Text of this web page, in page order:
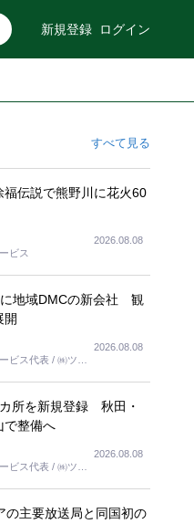
新規登録 ログイン
すべて見る
伝説で熊野川に花火60
ビス
2026.08.08
地域DMCの新会社 観
開
ビス代表 / ㈱ツー
2026.08.08
所を新規登録 秋田・
で整備へ
ビス代表 / ㈱ツー
2026.08.08
の主要放送局と同国初の